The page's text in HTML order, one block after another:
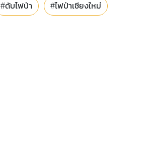
#ดับไฟป่า #ไฟป่าเชียงใหม่